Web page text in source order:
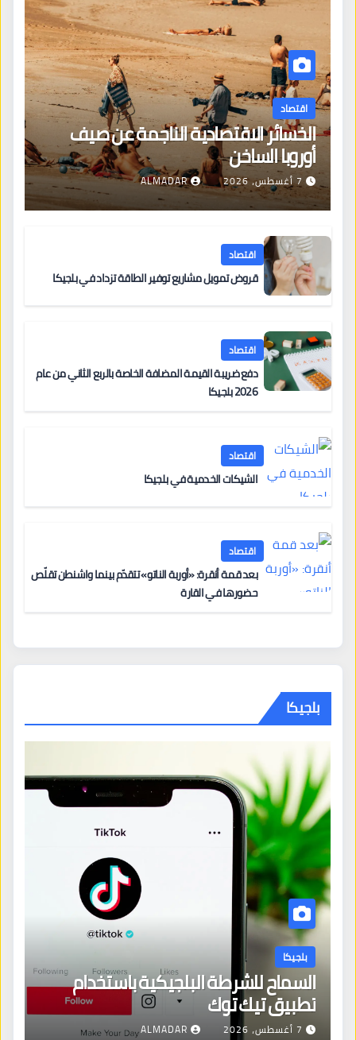
اقتصاد
الخسائر الاقتصادية الناجمة عن صيف
أوروبا الساخن
7 أغسطس، 2026 ALMADAR
اقتصاد
قروض تمويل مشاريع توفير الطاقة تزداد في بلجيكا
اقتصاد
دفع ضريبة القيمة المضافة الخاصة بالربع الثاني من عام
2026 بلجيكا
اقتصاد
الشيكات الخدمية في بلجيكا
اقتصاد
بعد قمة أنقرة: «أوربة الناتو» تتقدّم بينما واشنطن تقلّص
حضورها في القارة
بلجيكا
بلجيكا
السماح للشرطة البلجيكية باستخدام
تطبيق تيك توك
7 أغسطس، 2026 ALMADAR